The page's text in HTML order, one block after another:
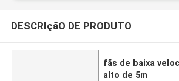
DESCRIçãO DE PRODUTO
fãs de baixa
alto de 5m